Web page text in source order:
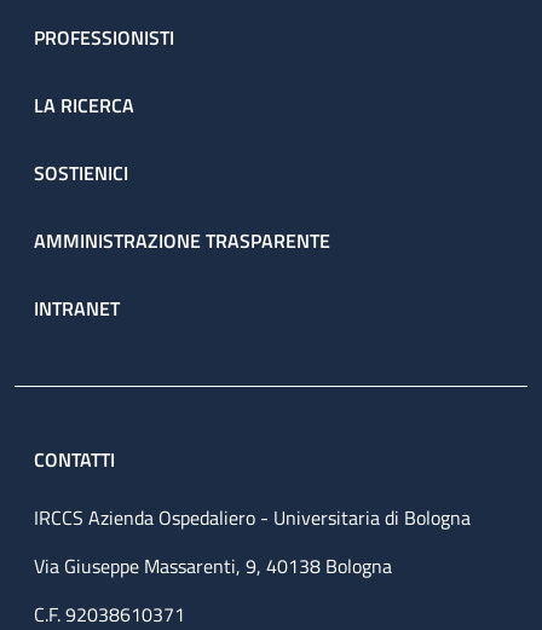
PROFESSIONISTI
LA RICERCA
SOSTIENICI
AMMINISTRAZIONE TRASPARENTE
INTRANET
CONTATTI
IRCCS Azienda Ospedaliero - Universitaria di Bologna
Via Giuseppe Massarenti, 9, 40138 Bologna
C.F. 92038610371